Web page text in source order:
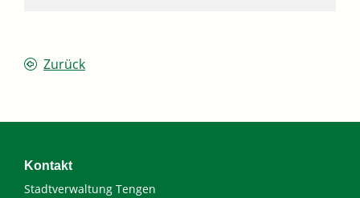
Zurück
Kontakt
Stadtverwaltung Tengen